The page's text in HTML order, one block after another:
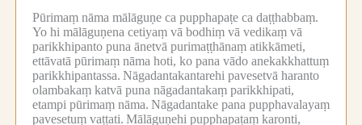
Pūrimaṃ nāma mālāguṇe ca pupphapaṭe ca daṭṭhabbaṃ.
Yo hi mālāguṇena cetiyaṃ vā bodhiṃ vā vedikaṃ vā
parikkhipanto puna ānetvā purimaṭṭhānaṃ atikkāmeti,
ettāvatā pūrimaṃ nāma hoti, ko pana vādo anekakkhattuṃ
parikkhipantassa. Nāgadantakantarehi pavesetvā haranto
olambakaṃ katvā puna nāgadantakaṃ parikkhipati,
etampi pūrimaṃ nāma. Nāgadantake pana pupphavalayaṃ
pavesetuṃ vaṭṭati. Mālāguṇehi pupphapaṭaṃ karonti,